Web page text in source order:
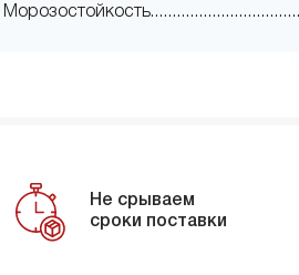
Морозостойкость
Не срываем
сроки поставки